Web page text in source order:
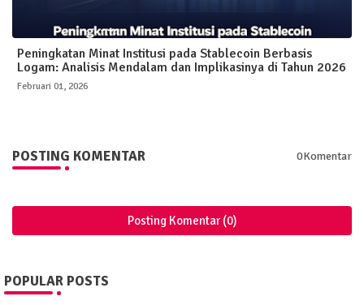
Peningkatan Minat Institusi pada Stablecoin Berbasis
Logam: Analisis Mendalam dan Implikasinya di Tahun 2026
Februari 01, 2026
POSTING KOMENTAR 0Komentar
Posting Komentar (0)
POPULAR POSTS